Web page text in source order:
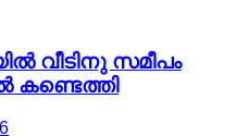
വീടിനു സമീപം
കണ്ടെത്തി